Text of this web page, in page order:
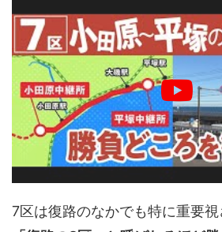
7区は復路のなかでも特に重要視